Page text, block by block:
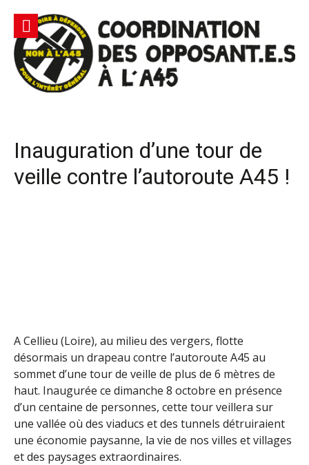
contenu
Officiel |
Non à
l'A45
et responsable du gaspillage de l'argent public
Inauguration d’une tour de
veille contre l’autoroute A45 !
A Cellieu (Loire), au milieu des vergers, flotte
désormais un drapeau contre l’autoroute A45 au
sommet d’une tour de veille de plus de 6 mètres de
haut. Inaugurée ce dimanche 8 octobre en présence
d’un centaine de personnes, cette tour veillera sur
une vallée où des viaducs et des tunnels détruiraient
une économie paysanne, la vie de nos villes et villages
et des paysages extraordinaires.